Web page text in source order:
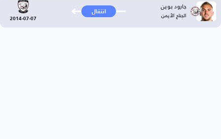
جارود بوين
الجناح الأيمن انتقال
2014-07-07